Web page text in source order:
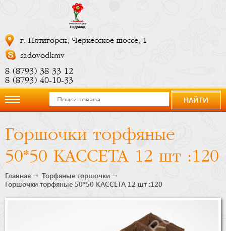
г. Пятигорск, Черкесское шоссе, 1
sadovodkmv
8 (8793) 38 33 12
8 (8793) 40-10-33
компании
Купить
НАЙТИ
Горшочки торфяные
50*50 КАССЕТА 12 шт :120
Главная
Торфяные горшочки
Горшочки торфяные 50*50 КАССЕТА 12 шт :120